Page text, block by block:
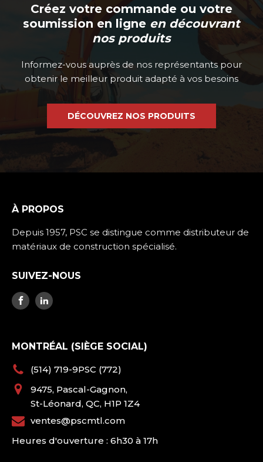
Créez votre commande ou votre
soumission en ligne en découvrant
nos produits
Informez-vous auprès de nos représentants pour
obtenir le meilleur produit adapté à vos besoins
DÉCOUVREZ NOS PRODUITS
À PROPOS
Depuis 1957, PSC se distingue comme distributeur de
matériaux de construction spécialisé.
SUIVEZ-NOUS
MONTRÉAL (SIÈGE SOCIAL)
(514) 719-9PSC (772)
9475, Pascal-Gagnon,
St-Léonard, QC, H1P 1Z4
ventes@pscmtl.com
Heures d'ouverture : 6h30 à 17h